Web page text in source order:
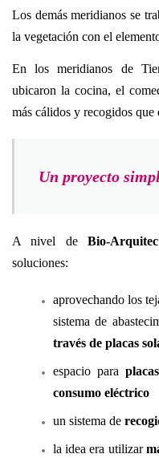
Los demás meridianos se
la vegetación con el
En los meridianos de
ubicaron la cocina, el
más cálidos y recogidos que
Un proyecto
A nivel de Bio-
soluciones:
aprovechando los
sistema de
través de placas
espacio para
consumo eléctrico
un sistema de
la idea era utilizar